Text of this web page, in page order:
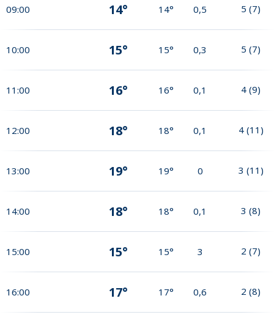
09:00 14° 14° 0,5 5 (7)
10:00 15° 15° 0,3 5 (7)
11:00 16° 16° 0,1 4 (9)
12:00 18° 18° 0,1 4 (11)
13:00 19° 19° 0 3 (11)
14:00 18° 18° 0,1 3 (8)
15:00 15° 15° 3 2 (7)
16:00 17° 17° 0,6 2 (8)